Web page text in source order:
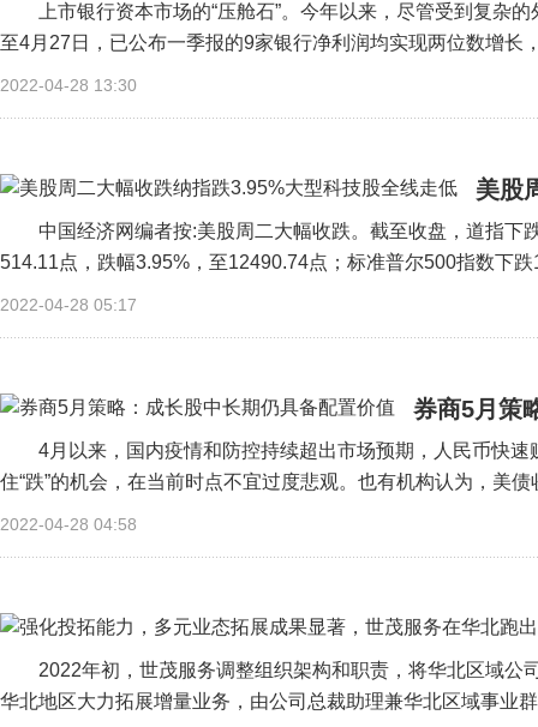
上市银行资本市场的“压舱石”。今年以来，尽管受到复杂
至4月27日，已公布一季报的9家银行净利润均实现两位数增长
2022-04-28 13:30
美股
中国经济网编者按:美股周二大幅收跌。截至收盘，道指
514.11点，跌幅3.95%，至12490.74点；标准普尔500指数下跌
2022-04-28 05:17
券商5月策
4月以来，国内疫情和防控持续超出市场预期，人民币快
住“跌”的机会，在当前时点不宜过度悲观。也有机构认为，美
2022-04-28 04:58
2022年初，世茂服务调整组织架构和职责，将华北区域
华北地区大力拓展增量业务，由公司总裁助理兼华北区域事业